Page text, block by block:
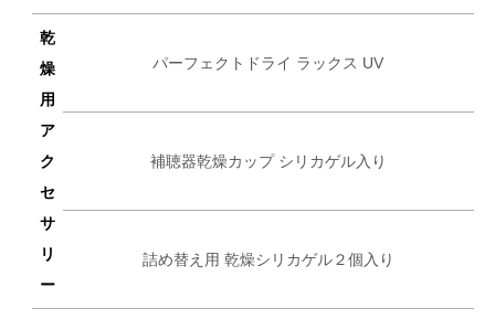
乾
燥
用
ア
ク
セ
サ
リ
ー
パーフェクトドライ ラックス UV
補聴器乾燥カップ シリカゲル入り
詰め替え用 乾燥シリカゲル２個入り